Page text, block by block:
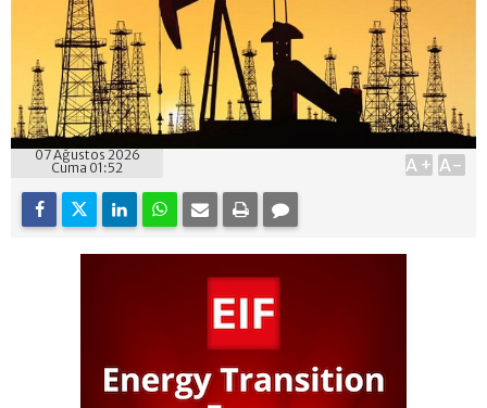
07 Ağustos 2026
Cuma 01:52
A+ A-